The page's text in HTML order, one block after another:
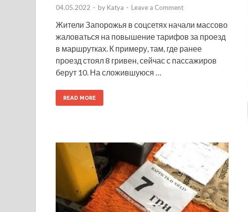
04.05.2022 - by Katya - Leave a Comment
Жители Запорожья в соцсетях начали массово
жаловаться на повышение тарифов за проезд
в маршрутках. К примеру, там, где ранее
проезд стоял 8 гривен, сейчас с пассажиров
берут 10. На сложившуюся …
READ MORE